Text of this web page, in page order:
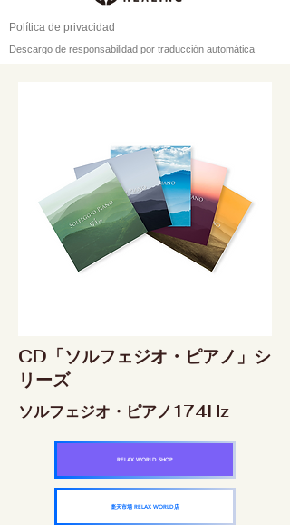
Política de privacidad
Descargo de responsabilidad por traducción automática
CD「ソルフェジオ・ピアノ」シ
リーズ
ソルフェジオ・ピアノ174Hz
RELAX WORLD SHOP
楽天市場 RELAX WORLD店